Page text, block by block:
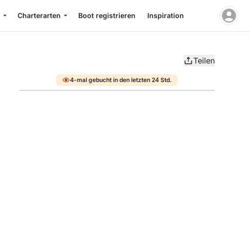
Charterarten Boot registrieren Inspiration
Teilen
4-mal gebucht in den letzten 24 Std.